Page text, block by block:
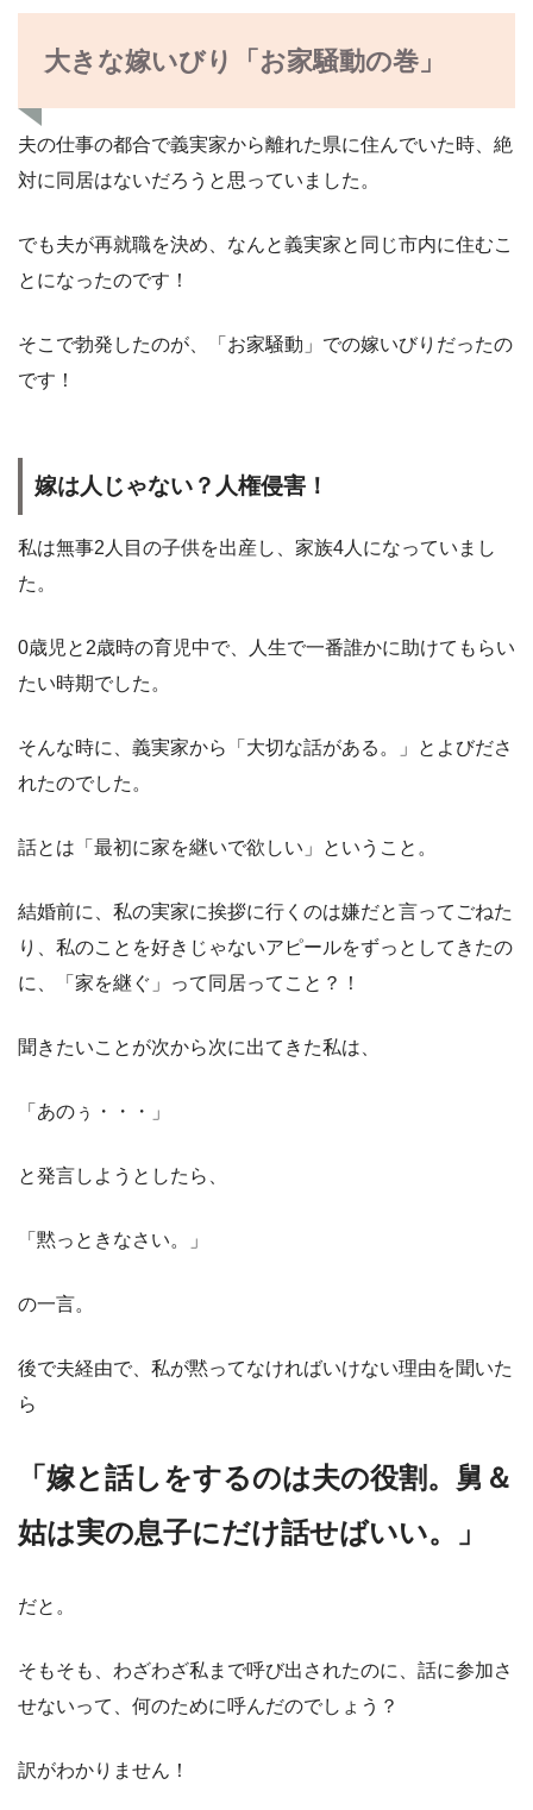
大きな嫁いびり「お家騒動の巻」
夫の仕事の都合で義実家から離れた県に住んでいた時、絶
対に同居はないだろうと思っていました。
でも夫が再就職を決め、なんと義実家と同じ市内に住むこ
とになったのです！
そこで勃発したのが、「お家騒動」での嫁いびりだったの
です！
嫁は人じゃない？人権侵害！
私は無事2人目の子供を出産し、家族4人になっていまし
た。
0歳児と2歳時の育児中で、人生で一番誰かに助けてもらい
たい時期でした。
そんな時に、義実家から「大切な話がある。」とよびださ
れたのでした。
話とは「最初に家を継いで欲しい」ということ。
結婚前に、私の実家に挨拶に行くのは嫌だと言ってごねた
り、私のことを好きじゃないアピールをずっとしてきたの
に、「家を継ぐ」って同居ってこと？！
聞きたいことが次から次に出てきた私は、
「あのぅ・・・」
と発言しようとしたら、
「黙っときなさい。」
の一言。
後で夫経由で、私が黙ってなければいけない理由を聞いた
ら
「嫁と話しをするのは夫の役割。舅＆
姑は実の息子にだけ話せばいい。」
だと。
そもそも、わざわざ私まで呼び出されたのに、話に参加さ
せないって、何のために呼んだのでしょう？
訳がわかりません！